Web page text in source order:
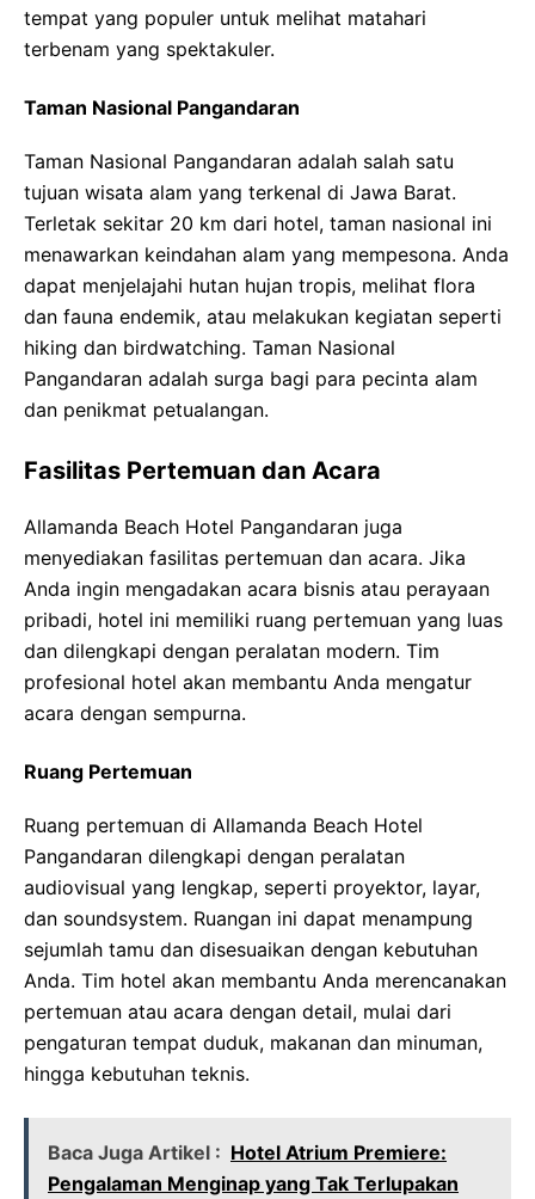
tempat yang populer untuk melihat matahari
terbenam yang spektakuler.
Taman Nasional Pangandaran
Taman Nasional Pangandaran adalah salah satu
tujuan wisata alam yang terkenal di Jawa Barat.
Terletak sekitar 20 km dari hotel, taman nasional ini
menawarkan keindahan alam yang mempesona. Anda
dapat menjelajahi hutan hujan tropis, melihat flora
dan fauna endemik, atau melakukan kegiatan seperti
hiking dan birdwatching. Taman Nasional
Pangandaran adalah surga bagi para pecinta alam
dan penikmat petualangan.
Fasilitas Pertemuan dan Acara
Allamanda Beach Hotel Pangandaran juga
menyediakan fasilitas pertemuan dan acara. Jika
Anda ingin mengadakan acara bisnis atau perayaan
pribadi, hotel ini memiliki ruang pertemuan yang luas
dan dilengkapi dengan peralatan modern. Tim
profesional hotel akan membantu Anda mengatur
acara dengan sempurna.
Ruang Pertemuan
Ruang pertemuan di Allamanda Beach Hotel
Pangandaran dilengkapi dengan peralatan
audiovisual yang lengkap, seperti proyektor, layar,
dan soundsystem. Ruangan ini dapat menampung
sejumlah tamu dan disesuaikan dengan kebutuhan
Anda. Tim hotel akan membantu Anda merencanakan
pertemuan atau acara dengan detail, mulai dari
pengaturan tempat duduk, makanan dan minuman,
hingga kebutuhan teknis.
Baca Juga Artikel : Hotel Atrium Premiere:
Pengalaman Menginap yang Tak Terlupakan